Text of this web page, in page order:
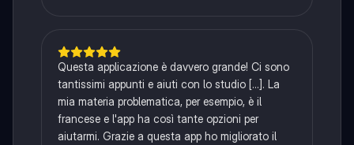
Questa applicazione è davvero grande! Ci sono
tantissimi appunti e aiuti con lo studio [...]. La
mia materia problematica, per esempio, è il
francese e l'app ha così tante opzioni per
aiutarmi. Grazie a questa app ho migliorato il